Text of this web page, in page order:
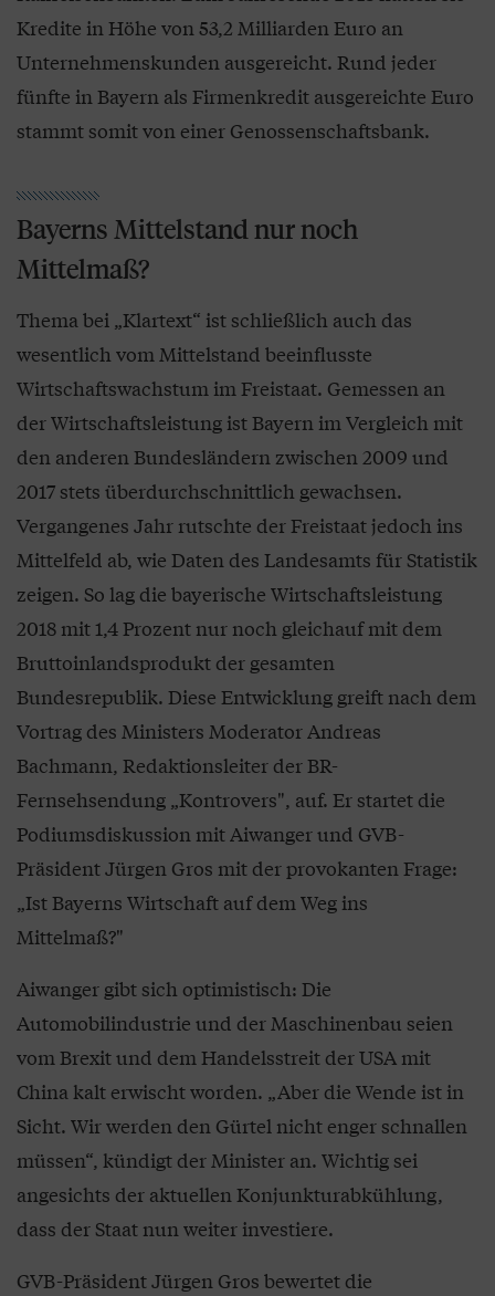
Kredite in Höhe von 53,2 Milliarden Euro an
Unternehmenskunden ausgereicht. Rund jeder
fünfte in Bayern als Firmenkredit ausgereichte Euro
stammt somit von einer Genossenschaftsbank.
Bayerns Mittelstand nur noch
Mittelmaß?
Thema bei „Klartext“ ist schließlich auch das
wesentlich vom Mittelstand beeinflusste
Wirtschaftswachstum im Freistaat. Gemessen an
der Wirtschaftsleistung ist Bayern im Vergleich mit
den anderen Bundesländern zwischen 2009 und
2017 stets überdurchschnittlich gewachsen.
Vergangenes Jahr rutschte der Freistaat jedoch ins
Mittelfeld ab, wie Daten des Landesamts für Statistik
zeigen. So lag die bayerische Wirtschaftsleistung
2018 mit 1,4 Prozent nur noch gleichauf mit dem
Bruttoinlandsprodukt der gesamten
Bundesrepublik. Diese Entwicklung greift nach dem
Vortrag des Ministers Moderator Andreas
Bachmann, Redaktionsleiter der BR-
Fernsehsendung „Kontrovers", auf. Er startet die
Podiumsdiskussion mit Aiwanger und GVB-
Präsident Jürgen Gros mit der provokanten Frage:
„Ist Bayerns Wirtschaft auf dem Weg ins
Mittelmaß?"
Aiwanger gibt sich optimistisch: Die
Automobilindustrie und der Maschinenbau seien
vom Brexit und dem Handelsstreit der USA mit
China kalt erwischt worden. „Aber die Wende ist in
Sicht. Wir werden den Gürtel nicht enger schnallen
müssen“, kündigt der Minister an. Wichtig sei
angesichts der aktuellen Konjunkturabkühlung,
dass der Staat nun weiter investiere.
GVB-Präsident Jürgen Gros bewertet die